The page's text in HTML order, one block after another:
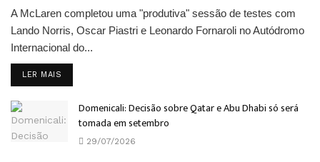
A McLaren completou uma "produtiva" sessão de testes com
Lando Norris, Oscar Piastri e Leonardo Fornaroli no Autódromo
Internacional do...
LER MAIS
Domenicali: Decisão sobre Qatar e Abu Dhabi só será
tomada em setembro
29/07/2026